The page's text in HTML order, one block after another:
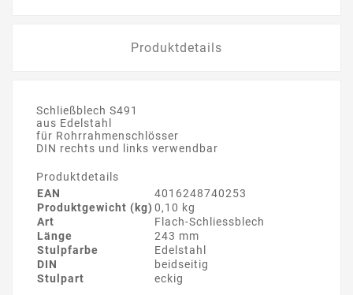
Produktdetails
Schließblech S491
aus Edelstahl
für Rohrrahmenschlösser
DIN rechts und links verwendbar
Produktdetails
EAN
4016248740253
Produktgewicht (kg) 0,10 kg
Art
Flach-Schliessblech
Länge
243 mm
Stulpfarbe
Edelstahl
DIN
beidseitig
Stulpart
eckig